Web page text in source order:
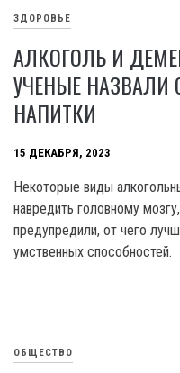
ЗДОРОВЬЕ
АЛКОГОЛЬ И
УЧЕНЫЕ
НАПИТКИ
15 ДЕКАБРЯ, 2023
Некоторые виды
навредить головному
предупредили, от чего
умственных способностей.
ОБЩЕСТВО